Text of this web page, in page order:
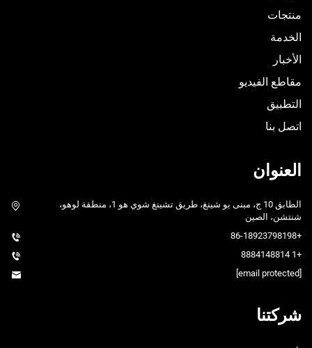
منتجات
الخدمة
الأخبار
مقاطع الفيديو
التطبيق
اتصل بنا
العنوان
الطابق 10 ج، مبنى بو شينغ، طريق تشينغ شوي هو 1، منطقة لوهو،
شنتشن، الصين
+86-18923798198
+1 8884148814
شركتنا